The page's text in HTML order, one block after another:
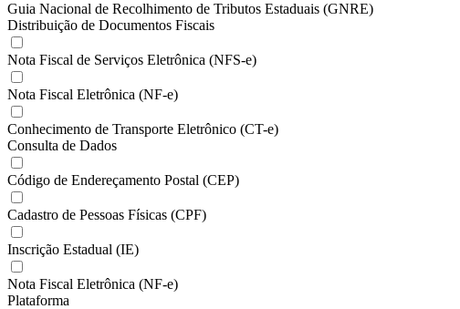
Guia Nacional de Recolhimento de Tributos Estaduais (GNRE)
Distribuição de Documentos Fiscais
Nota Fiscal de Serviços Eletrônica (NFS-e)
Nota Fiscal Eletrônica (NF-e)
Conhecimento de Transporte Eletrônico (CT-e)
Consulta de Dados
Código de Endereçamento Postal (CEP)
Cadastro de Pessoas Físicas (CPF)
Inscrição Estadual (IE)
Nota Fiscal Eletrônica (NF-e)
Plataforma